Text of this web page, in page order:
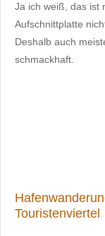
Ja ich weiß, das ist
Aufschnittplatte
Deshalb auch
schmackhaft.
Touristenviertel